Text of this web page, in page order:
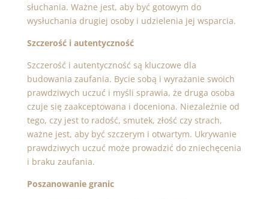
słuchania. Ważne jest, aby być gotowym do
wysłuchania drugiej osoby i udzielenia jej wsparcia.
Szczerość i autentyczność
Szczerość i autentyczność są kluczowe dla
budowania zaufania. Bycie sobą i wyrażanie swoich
prawdziwych uczuć i myśli sprawia, że druga osoba
czuje się zaakceptowana i doceniona. Niezależnie od
tego, czy jest to radość, smutek, złość czy strach,
ważne jest, aby być szczerym i otwartym. Ukrywanie
prawdziwych uczuć może prowadzić do zniechęcenia
i braku zaufania.
Poszanowanie granic